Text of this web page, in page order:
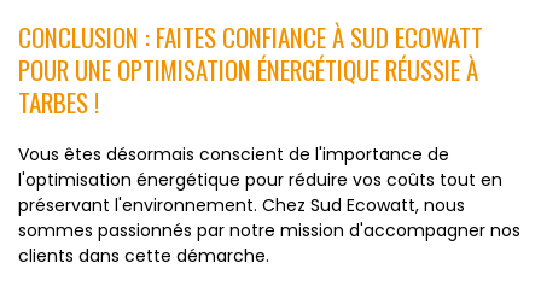
CONCLUSION : FAITES CONFIANCE À SUD ECOWATT
POUR UNE OPTIMISATION ÉNERGÉTIQUE RÉUSSIE À
TARBES !
Vous êtes désormais conscient de l'importance de
l'optimisation énergétique pour réduire vos coûts tout en
préservant l'environnement. Chez Sud Ecowatt, nous
sommes passionnés par notre mission d'accompagner nos
clients dans cette démarche.